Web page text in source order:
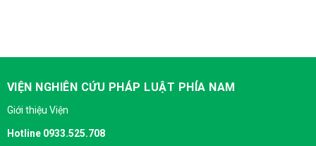
VIỆN NGHIÊN CỨU PHÁP LUẬT PHÍA NAM
Giới thiệu Viện
Hotline 0933.525.708